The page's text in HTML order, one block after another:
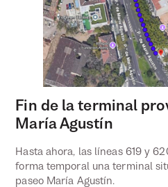
Fin de la terminal
María Agustín
Hasta ahora, las líneas 619 y
forma temporal una terminal
paseo María Agustín.